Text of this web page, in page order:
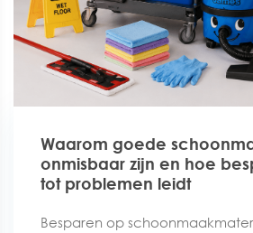
Waarom goede
onmisbaar zijn en hoe
tot problemen leidt
Besparen op